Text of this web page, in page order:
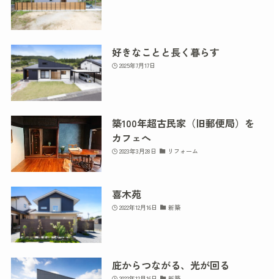
好きなことと長く暮らす
2025年7月17日
築100年超古民家（旧郵便局）を
カフェへ
2023年3月28日 リフォーム
喜木苑
2022年12月16日 新築
庇からつながる、光が回る